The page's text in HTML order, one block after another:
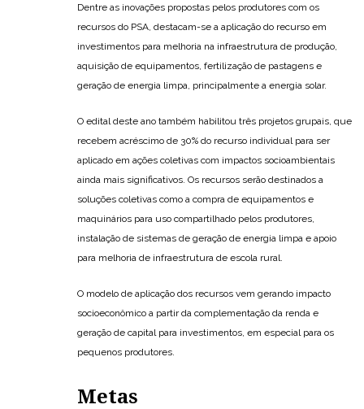
Dentre as inovações propostas pelos produtores com os
recursos do PSA, destacam-se a aplicação do recurso em
investimentos para melhoria na infraestrutura de produção,
aquisição de equipamentos, fertilização de pastagens e
geração de energia limpa, principalmente a energia solar.
O edital deste ano também habilitou três projetos grupais, que
recebem acréscimo de 30% do recurso individual para ser
aplicado em ações coletivas com impactos socioambientais
ainda mais significativos. Os recursos serão destinados a
soluções coletivas como a compra de equipamentos e
maquinários para uso compartilhado pelos produtores,
instalação de sistemas de geração de energia limpa e apoio
para melhoria de infraestrutura de escola rural.
O modelo de aplicação dos recursos vem gerando impacto
socioeconômico a partir da complementação da renda e
geração de capital para investimentos, em especial para os
pequenos produtores.
Metas